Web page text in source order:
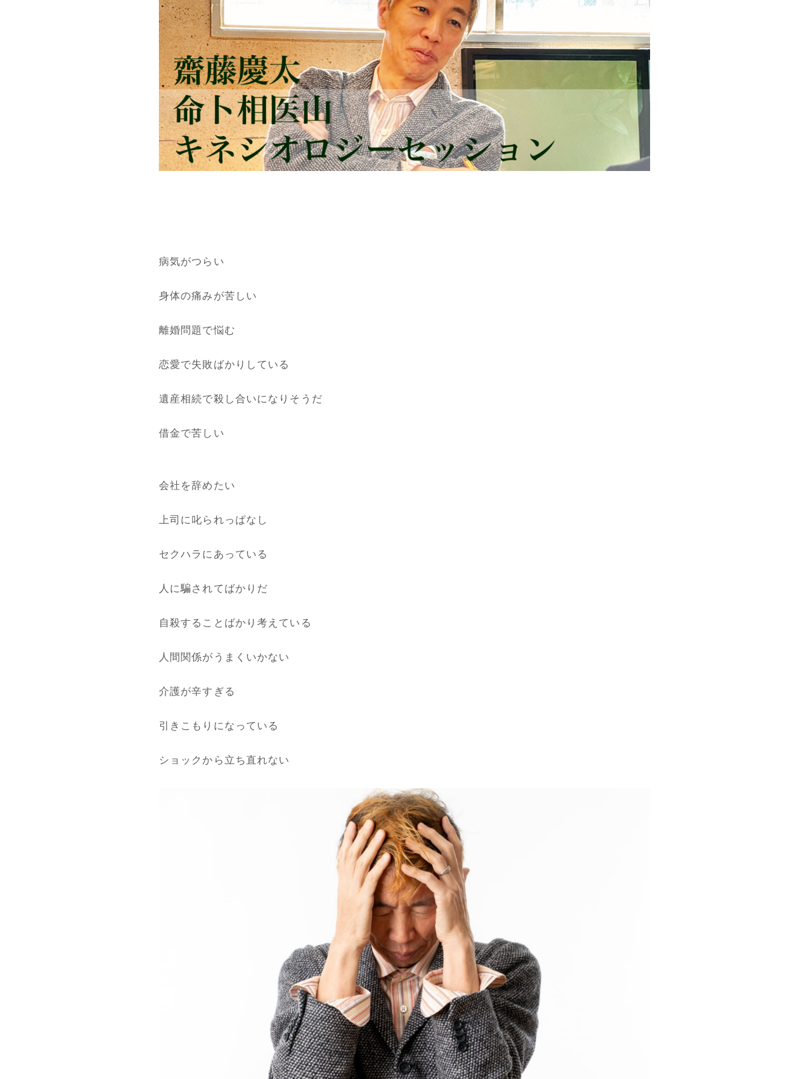
病気がつらい
身体の痛みが苦しい
離婚問題で悩む
恋愛で失敗ばかりしている
遺産相続で殺し合いになりそうだ
借金で苦しい
会社を辞めたい
上司に叱られっぱなし
セクハラにあっている
人に騙されてばかりだ
自殺することばかり考えている
人間関係がうまくいかない
介護が辛すぎる
引きこもりになっている
ショックから立ち直れない